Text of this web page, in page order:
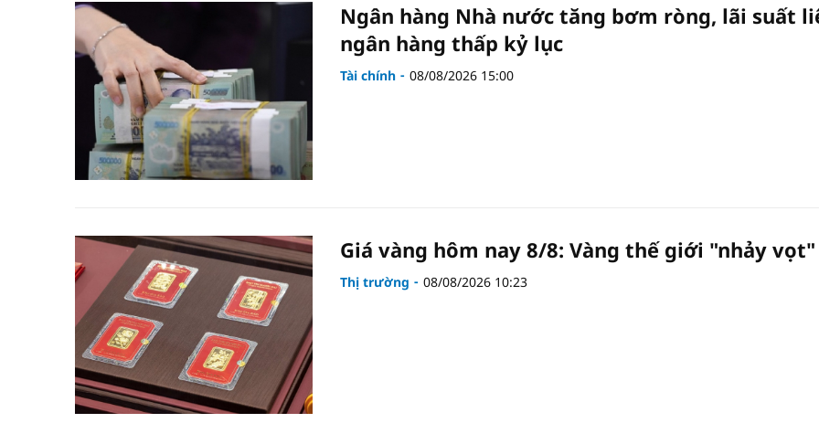
Ngân hàng Nhà nước tăng bơm ròng, lãi suất
ngân hàng thấp kỷ lục
Tài chính 08/08/2026 15:00
Giá vàng hôm nay 8/8: Vàng thế giới "nhảy vọt"
Thị trường 08/08/2026 10:23